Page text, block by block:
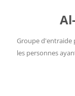
Groupe d'entraide
les personnes